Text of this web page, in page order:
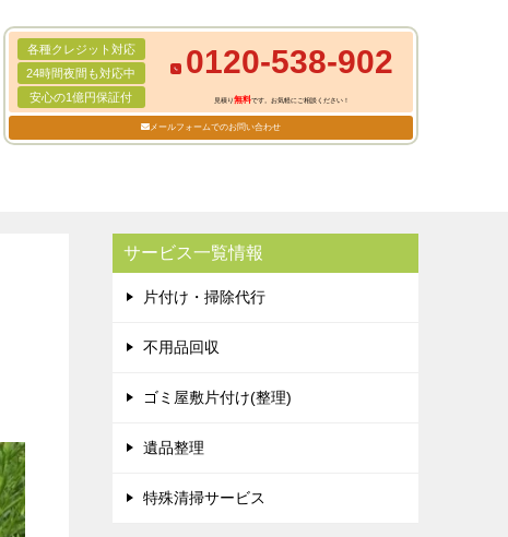
各種クレジット対応
24時間夜間も対応中
安心の1億円保証付
0120-538-902
見積り無料です。お気軽にご相談ください！
メールフォームでのお問い合わせ
サービス一覧情報
片付け・掃除代行
不用品回収
ゴミ屋敷片付け(整理)
遺品整理
特殊清掃サービス